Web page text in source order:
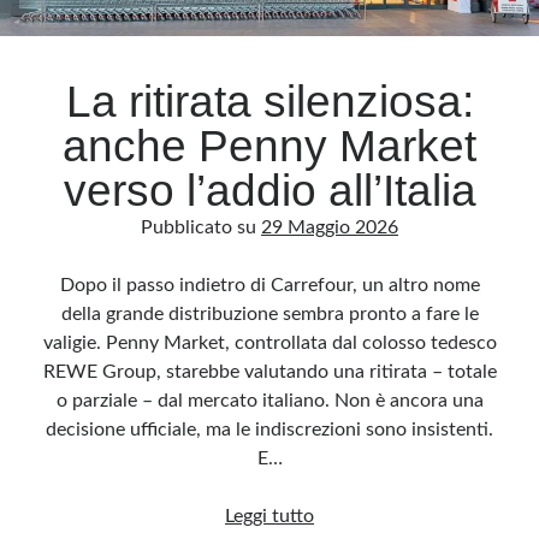
Archivio
Archivi
Categorie
Questo blog non rappresenta una testata giornalistica, in quanto viene aggiornato
senza alcuna periodicità. Non può pertanto considerarsi un prodotto editoriale ai
sensi della legge n· 62 del 7.03.2001. L’autore non è responsabile di quanto
pubblicato dai lettori nei commenti ai vari post. Saranno comunque cancellati quelli
ritenuti offensivi o lesivi dell’immagine o dell’onorabilità di terzi, di genere spam,
razzisti o che contengano dati personali non conformi al rispetto delle norme sulla
privacy. Alcune immagini inserite in questo blog sono tratte da Internet e, pertanto,
considerate di pubblico dominio. Qualora la loro pubblicazione violasse eventuali
La ritirata silenziosa:
anche Penny Market
verso l’addio all’Italia
Pubblicato su 29 Maggio 2026
Dopo il passo indietro di Carrefour, un altro nome
della grande distribuzione sembra pronto a fare le
valigie. Penny Market, controllata dal colosso tedesco
REWE Group, starebbe valutando una ritirata – totale
o parziale – dal mercato italiano. Non è ancora una
decisione ufficiale, ma le indiscrezioni sono insistenti.
E…
Leggi tuttoLa